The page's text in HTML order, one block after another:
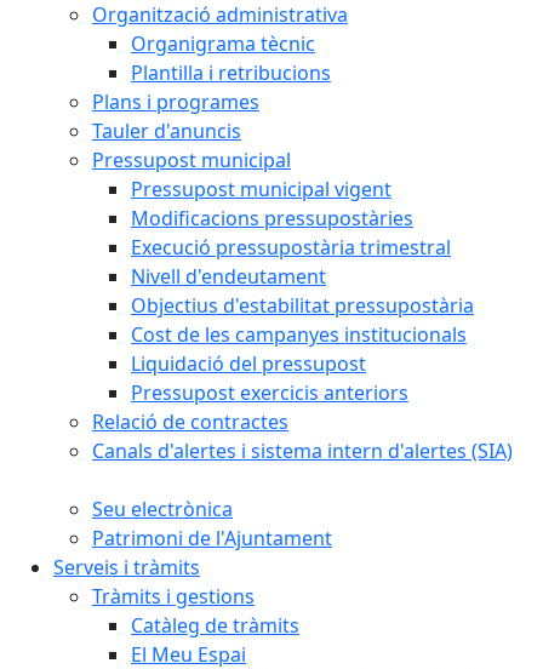
Organització administrativa
Organigrama tècnic
Plantilla i retribucions
Plans i programes
Tauler d'anuncis
Pressupost municipal
Pressupost municipal vigent
Modificacions pressupostàries
Execució pressupostària trimestral
Nivell d'endeutament
Objectius d'estabilitat pressupostària
Cost de les campanyes institucionals
Liquidació del pressupost
Pressupost exercicis anteriors
Relació de contractes
Canals d'alertes i sistema intern d'alertes (SIA)
Seu electrònica
Patrimoni de l'Ajuntament
Serveis i tràmits
Tràmits i gestions
Catàleg de tràmits
El Meu Espai